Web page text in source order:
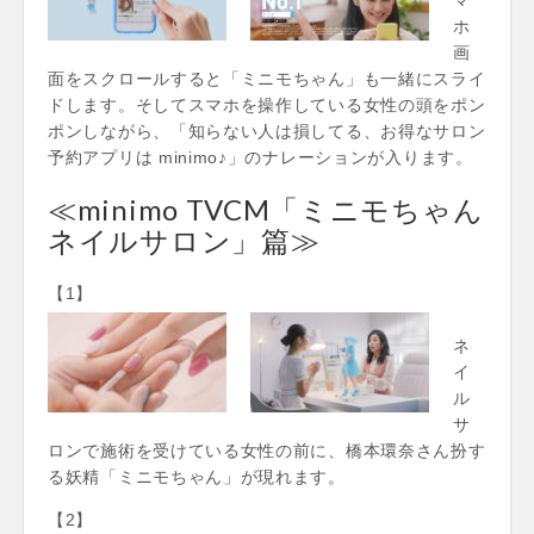
ホ
画
面をスクロールすると「ミニモちゃん」も一緒にスライ
ドします。そしてスマホを操作している女性の頭をポン
ポンしながら、「知らない人は損してる、お得なサロン
予約アプリは minimo♪」のナレーションが入ります。
≪minimo TVCM「ミニモちゃん
ネイルサロン」篇≫
【1】
ネ
イ
ル
サ
ロンで施術を受けている女性の前に、橋本環奈さん扮す
る妖精「ミニモちゃん」が現れます。
【2】